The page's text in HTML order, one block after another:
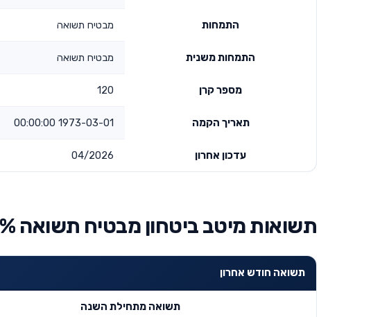
התמחות מבטיח תשואה
התמחות משנית מבטיח תשואה
מספר קרן 120
תאריך הקמה 1973-03-01 00:00:00
עדכון אחרון 04/2026
תשואות מיטב ביטחון מבטיח תשואה 4.5%
תשואה חודש אחרון
תשואה מתחילת השנה